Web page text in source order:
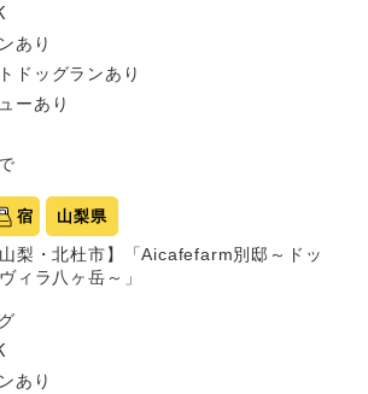
あり
ドッグランあり
ーあり
宿 山梨県
山梨・北杜市】「Aicafefarm別邸～ドッ
ィラ八ヶ岳～」
あり